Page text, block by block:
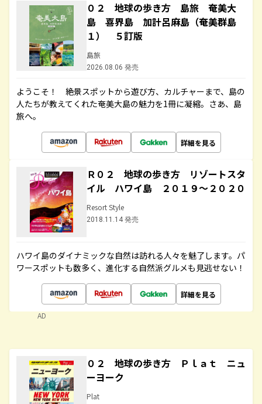
０２ 地球の歩き方 島旅 奄美大
島 喜界島 加計呂麻島（奄美群島
１） ５訂版
島旅
2026.08.06 発売
ようこそ！ 絶景スポットから遊び方、カルチャーまで、島の
人たちが教えてくれた奄美大島の魅力を1冊に凝縮。さあ、島
旅へ。
詳細を見る
Ｒ０２ 地球の歩き方 リゾートスタ
イル ハワイ島 ２０１９～２０２０
Resort Style
2018.11.14 発売
ハワイ島のダイナミックな自然は訪れる人々を魅了します。パ
ワースポットも数多く、進化する自然派グルメも見逃せない！
詳細を見る
AD
０２ 地球の歩き方 Ｐｌａｔ ニュ
ーヨーク
Plat